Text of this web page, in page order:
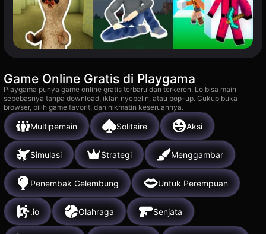
Game Online Gratis di Playgama
Playgama punya game online gratis terbaru dan terkeren. Lo bisa main
sebebasnya tanpa download, iklan nyebelin, atau pop-up. Cukup buka
browser, pilih game favorit, dan nikmatin keseruannya.
Multipemain Solitaire Aksi
Simulasi Strategi Menggambar
Penembak Gelembung Untuk Perempuan
.io Olahraga Senjata